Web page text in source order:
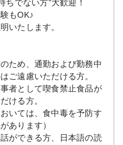
でない方”大歓迎！
もOK♪
いたします。
ため、通勤および勤務中
ご遠慮いただける方。
者として喫食禁止食品が
ける方。
いては、食中毒を予防す
あります）
ができる方、日本語の読